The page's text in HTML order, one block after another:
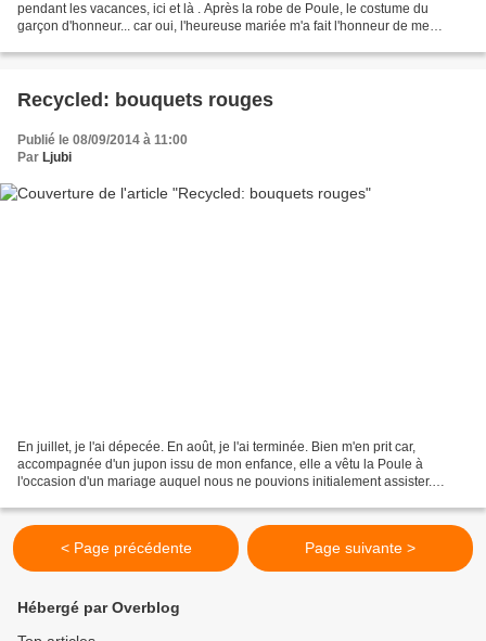
pendant les vacances, ici et là . Après la robe de Poule, le costume du
garçon d'honneur... car oui, l'heureuse mariée m'a fait l'honneur de me
Recycled: bouquets rouges
Publié le 08/09/2014 à 11:00
Par Ljubi
En juillet, je l'ai dépecée. En août, je l'ai terminée. Bien m'en prit car,
accompagnée d'un jupon issu de mon enfance, elle a vêtu la Poule à
l'occasion d'un mariage auquel nous ne pouvions initialement assister.
< Page précédente Page suivante >
Hébergé par Overblog